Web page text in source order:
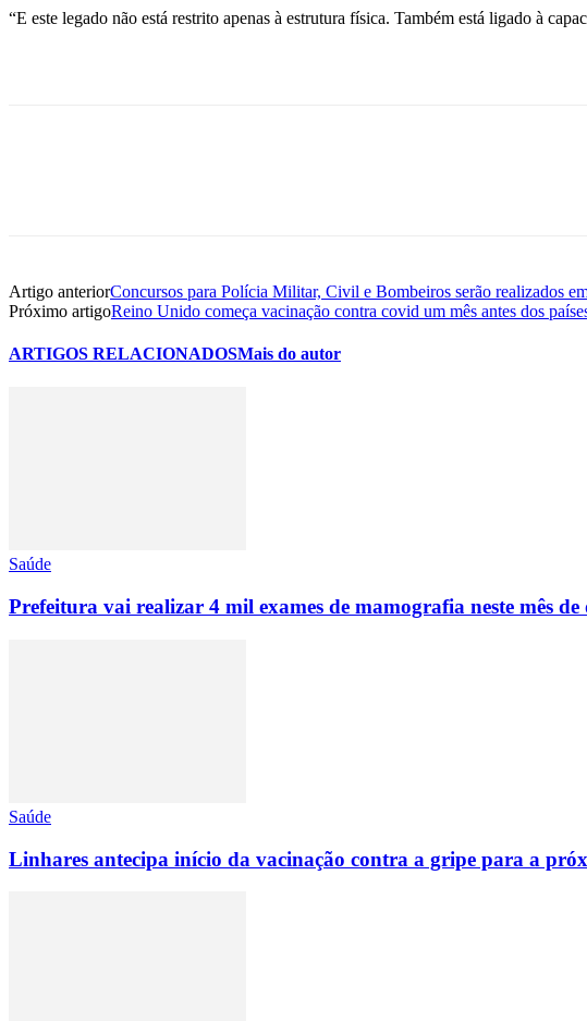
“E este legado não está restrito apenas à estrutura física. Também está ligado à
Artigo anteriorConcursos para Polícia Militar, Civil e Bombeiros serão realizados
Próximo artigoReino Unido começa vacinação contra covid um mês antes dos
ARTIGOS RELACIONADOSMais do autor
Saúde
Prefeitura vai realizar 4 mil exames de mamografia neste mês
Saúde
Linhares antecipa início da vacinação contra a gripe para a